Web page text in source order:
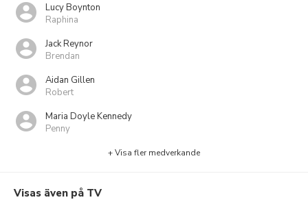
Lucy Boynton
Raphina
Jack Reynor
Brendan
Aidan Gillen
Robert
Maria Doyle Kennedy
Penny
+ Visa fler medverkande
Visas även på TV